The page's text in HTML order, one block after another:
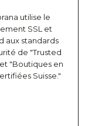
utilise le
SSL et
aux standards
de "Trusted
"Boutiques en
Suisse."